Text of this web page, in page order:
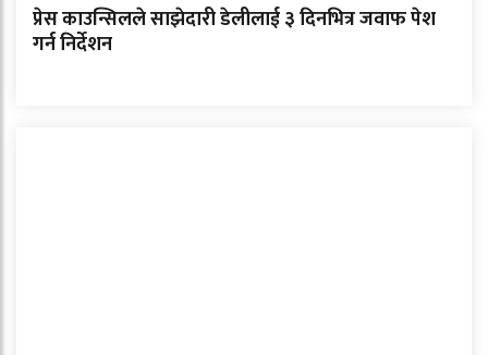
प्रेस काउन्सिलले साझेदारी डेलीलाई ३ दिनभित्र जवाफ पेश
गर्न निर्देशन